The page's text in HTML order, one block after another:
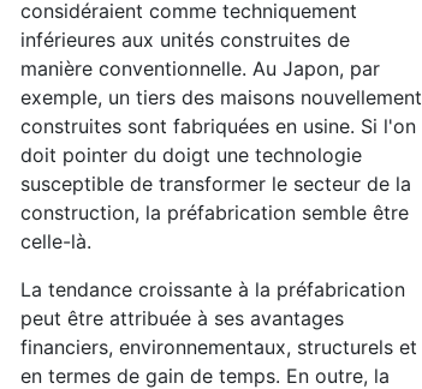
considéraient comme techniquement
inférieures aux unités construites de
manière conventionnelle. Au Japon, par
exemple, un tiers des maisons nouvellement
construites sont fabriquées en usine. Si l'on
doit pointer du doigt une technologie
susceptible de transformer le secteur de la
construction, la préfabrication semble être
celle-là.
La tendance croissante à la préfabrication
peut être attribuée à ses avantages
financiers, environnementaux, structurels et
en termes de gain de temps. En outre, la